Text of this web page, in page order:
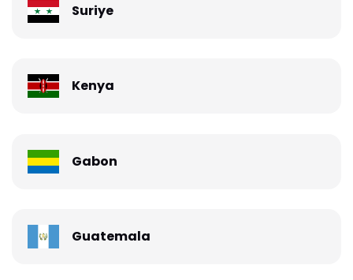
Suriye
Kenya
Gabon
Guatemala